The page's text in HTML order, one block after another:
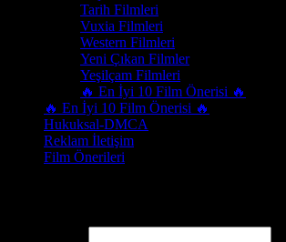
Tarih Filmleri
Vuxia Filmleri
Western Filmleri
Yeni Çıkan Filmler
Yeşilçam Filmleri
🔥 En İyi 10 Film Önerisi 🔥
🔥 En İyi 10 Film Önerisi 🔥
Hukuksal-DMCA
Reklam İletişim
Film Önerileri